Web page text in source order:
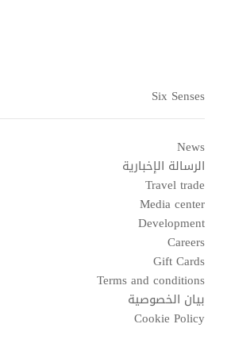
Six Senses
News
الرسالة الإخبارية
Travel trade
Media center
Development
Careers
Gift Cards
Terms and conditions
بيان الخصوصية
Cookie Policy